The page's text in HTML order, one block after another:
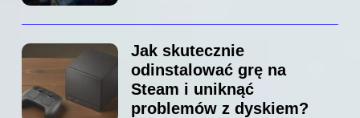
Jak skutecznie
odinstalować grę na
Steam i uniknąć
problemów z dyskiem?